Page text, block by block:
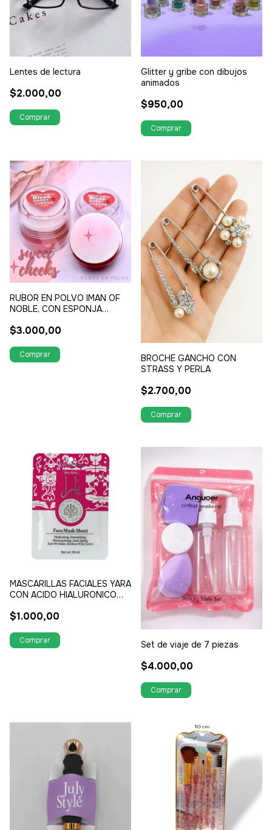
Lentes de lectura
$2.000,00
Glitter y gribe con dibujos
animados
$950,00
RUBOR EN POLVO IMAN OF
NOBLE, CON ESPONJA
$3.000,00
BROCHE GANCHO CON
STRASS Y PERLA
$2.700,00
MASCARILLAS FACIALES YARA
CON ACIDO HIALURONICO
IDEALES PARA TU RUTINA DE
$1.000,00
Set de viaje de 7 piezas
$4.000,00